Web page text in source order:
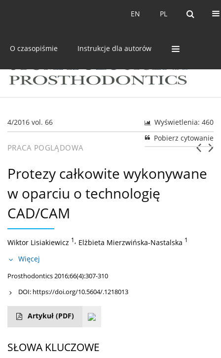
PL
EN PL
EN
O czasopiśmie Instrukcje dla autorów
4/2016 vol. 66
Wyświetlenia: 460
Pobierz cytowanie
PRACA POGLĄDOWA
Protezy całkowite wykonywane
w oparciu o technologię
CAD/CAM
Wiktor Lisiakiewicz 1, Elżbieta Mierzwińska-Nastalska 1
Więcej
Prosthodontics 2016;66(4):307-310
DOI: https://doi.org/10.5604/.1218013
Artykuł (PDF)
SŁOWA KLUCZOWE